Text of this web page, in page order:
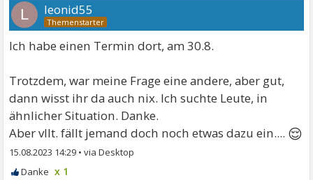
L leonid55
Ich habe einen Termin dort, am 30.8.
Trotzdem, war meine Frage eine andere, aber gut,
dann wisst ihr da auch nix. Ich suchte Leute, in
ähnlicher Situation. Danke.
Aber vllt. fällt jemand doch noch etwas dazu ein.... 😌
15.08.2023 14:29 •
x 1